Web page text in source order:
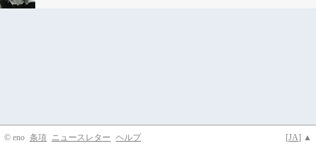
© eno [JA] ▲
条項 ニュースレター ヘルプ